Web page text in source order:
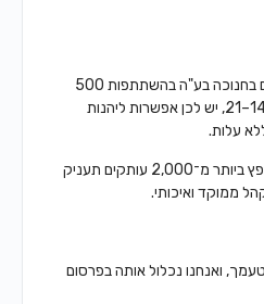
בכנס מיוחד ועוצמתי שיתקיים בחנוכה בע"ה בהשתתפות 500
בנות סמינר איכותיות בגילאי 14–21, יש לכן אפשרות ליהנות
עלות.
בנוסף, החוברת הייעודית שתופץ ביותר מ־2,000 עותקים תעניק
ממוקד ואיכותי.
ואנחנו נכלול אותה בפרסום